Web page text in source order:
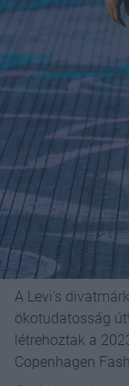
A Levi's
ökotudatosság
létrehoztak a
Copenhagen